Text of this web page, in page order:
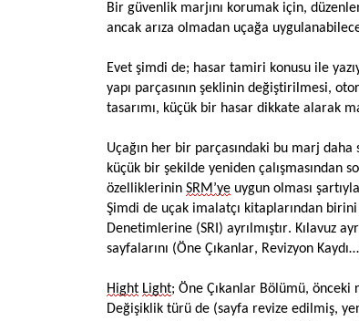
Bir güvenlik marjını korumak için,
ancak arıza olmadan uçağa
Evet şimdi de; hasar tamiri konusu ile
yapı parçasının şeklinin değiştirilmesi,
tasarımı, küçük bir hasar dikkate alarak
Uçağın her bir parçasındaki bu marj daha
küçük bir şekilde yeniden
özelliklerinin SRM’ye uygun olması
Şimdi de uçak imalatçı kitaplarından birini
Denetimlerine (SRI) ayrılmıştır. Kılavuz
sayfalarını (Öne Çıkanlar, Revizyon
Hight Light; Öne Çıkanlar Bölümü,
Değişiklik türü de (sayfa revize edilmiş,